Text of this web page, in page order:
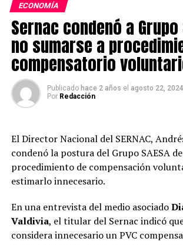
Estos altos niveles de estrés, ansiedad y
emocional, no solo tiene consecuencias
para la salud de los empleados, sino
negativamente la productividad,
ausentismo y genera una alta rotación
“Es como una bola. Estrés, luego
posteriormente podemos pasar a
también se traduce en enfermedades
diabetes obesidad e hipertensión,
de libido, se nos echa a perder como
máquinas”, indicó la CEO de Grupo
Las empresas que subestiman la
mental enfrentan costos significativos,
ECONOMÍA
Sernac condenó a
no sumarse a
compensatorio
Publicado hace 2 años el agosto 22, 2024
Por Redacción
El Director Nacional del SERNAC,
condenó la postura del Grupo SAESA
procedimiento de compensación
estimarlo innecesario.
En una entrevista del medio asociado
Valdivia, el titular del Sernac indicó
considera innecesario un PVC